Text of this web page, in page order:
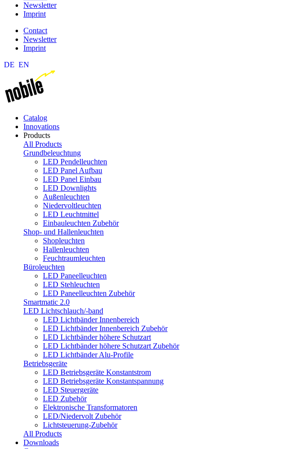
Newsletter
Imprint
Contact
Newsletter
Imprint
DE EN
Catalog
Innovations
Products
All Products
Grundbeleuchtung
LED Pendelleuchten
LED Panel Aufbau
LED Panel Einbau
LED Downlights
Außenleuchten
Niedervoltleuchten
LED Leuchtmittel
Einbauleuchten Zubehör
Shop- und Hallenleuchten
Shopleuchten
Hallenleuchten
Feuchtraumleuchten
Büroleuchten
LED Paneelleuchten
LED Stehleuchten
LED Paneelleuchten Zubehör
Smartmatic 2.0
LED Lichtschlauch/-band
LED Lichtbänder Innenbereich
LED Lichtbänder Innenbereich Zubehör
LED Lichtbänder höhere Schutzart
LED Lichtbänder höhere Schutzart Zubehör
LED Lichtbänder Alu-Profile
Betriebsgeräte
LED Betriebsgeräte Konstantstrom
LED Betriebsgeräte Konstantspannung
LED Steuergeräte
LED Zubehör
Elektronische Transformatoren
LED/Niedervolt Zubehör
Lichtsteuerung-Zubehör
All Products
Downloads